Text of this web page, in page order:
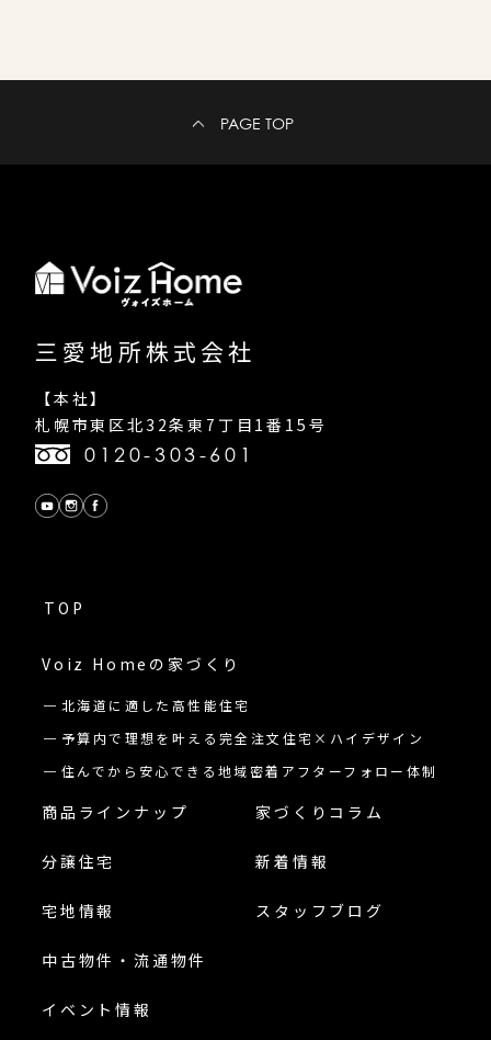
PAGE TOP
三愛地所株式会社
【本社】
札幌市東区北32条東7丁目1番15号
0120-303-601
TOP
Voiz Homeの 家づくり
北海道に適した高性能住宅
予算内で理想を叶える完全注文住宅×ハイデザイン
住んでから安心できる地域密着アフターフォロー体制
商品ラインナップ
分譲住宅
宅地情報
中古物件・流通物件
イベント情報
家づくりコラム
新着情報
スタッフブログ